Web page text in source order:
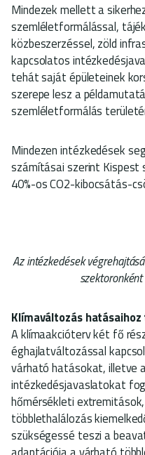
Mindezek mellett a
szemléletformálással,
közbeszerzéssel, zöld
kapcsolatos
tehát saját épületeinek
szerepe lesz a
szemléletformálás
Mindezen intézkedések
számításai szerint
40%-os CO2-kibocsátás-
Az intézkedések
Klímaváltozás
A klímaakcióterv két fő
éghajlatváltozással
várható hatásokat, illetve
intézkedésjavaslatokat
hőmérsékleti
többlethalálozás
szükségessé teszi a